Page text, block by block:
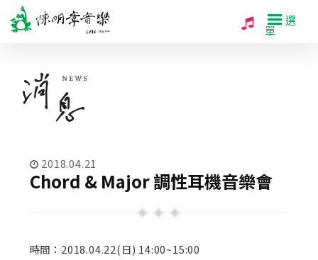
選
單
2018.04.21
Chord & Major 調性耳機音樂會
時間：2018.04.22(日) 14:00~15:00